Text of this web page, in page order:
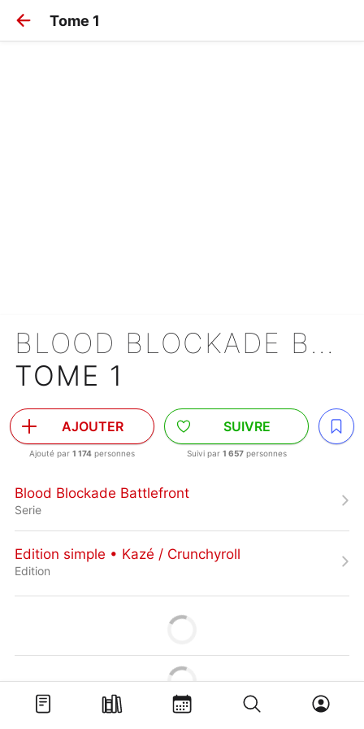
Tome 1
BLOOD BLOCKADE BATTLEFRONT
TOME 1
AJOUTER
Ajouté par 1 174 personnes
SUIVRE
Suivi par 1 657personnes
Blood Blockade Battlefront
Serie
Edition simple • Kazé / Crunchyroll
Edition